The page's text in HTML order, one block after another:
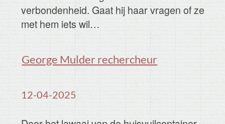
Het foto model meisje
12-04-2025
Het is nog steeds spannend. We doen het al
enkele weken. Het poortje waar ze doorheen
zal komen staat uitnodigend wijd open. Toch
schieten onzekere gedachten door mijn
hoofd: ben ik wel aantrekkelijk genoeg voor
haar?